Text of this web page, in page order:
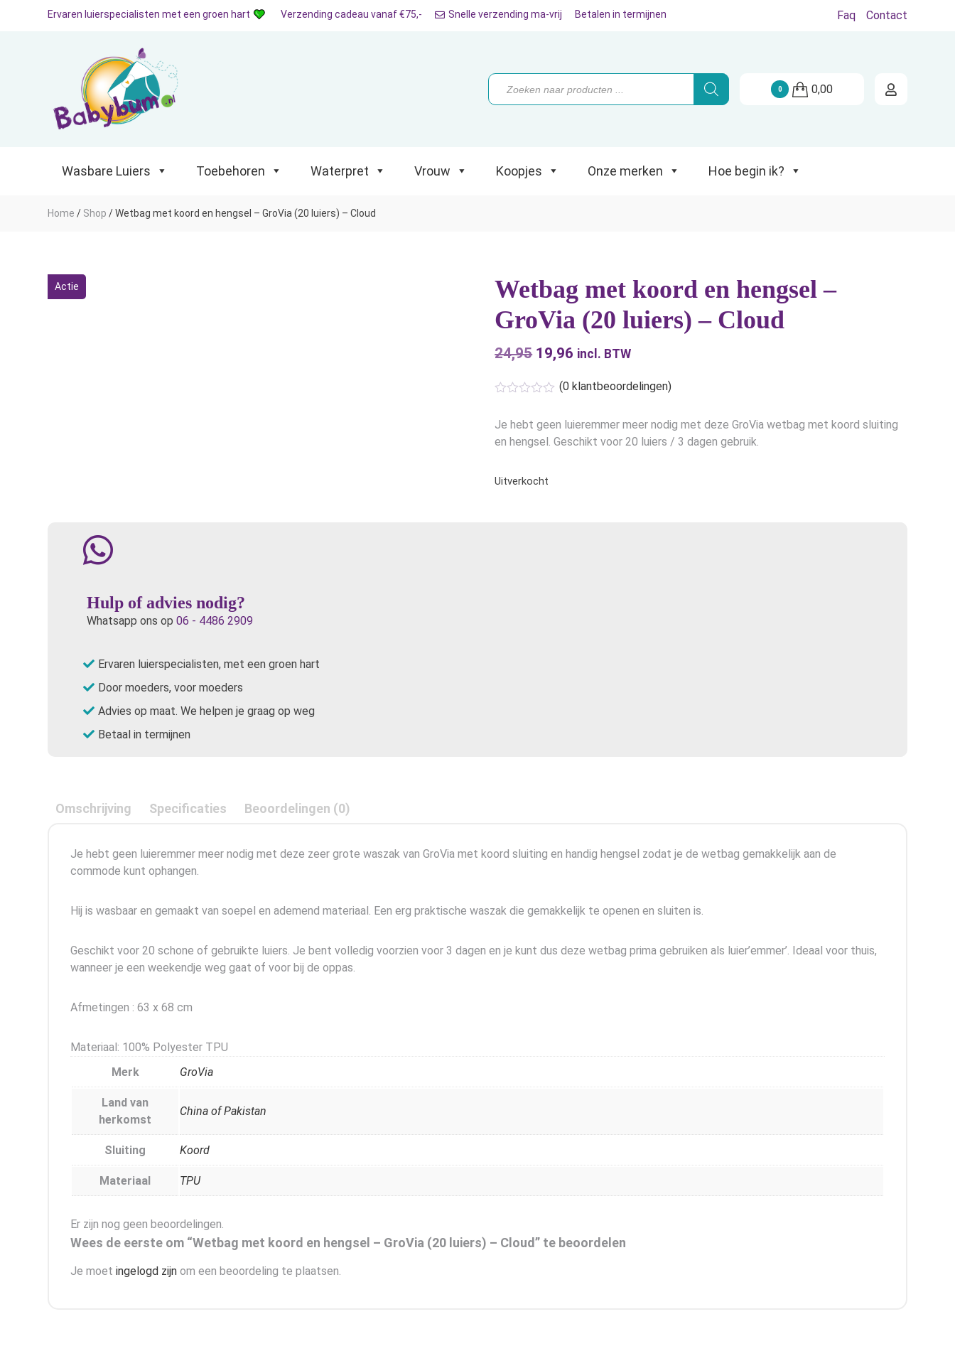
Wasbare Luiers Toebehoren Koopjes Onze merken Hoe begin ik?
Ervaren luierspecialisten met een groen hart Verzending cadeau vanaf €75,- Snelle verzending ma-vrij Betalen in termijnen Faq Contact
Producten
zoeken
0 0,00
Wasbare Luiers Toebehoren Waterpret Vrouw Koopjes Onze merken Hoe begin ik?
Home / Shop /Wetbag met koord en hengsel – GroVia (20 luiers) – Cloud
Actie
Wetbag met koord en hengsel –
GroVia (20 luiers) – Cloud
24,95 Oorspronkelijke
was:
€24,95.
19,96 Huidige
€19,96.
incl. BTW
(0klantbeoordelingen)
Je hebt geen luieremmer meer nodig met deze GroVia wetbag met koord sluiting
en hengsel. Geschikt voor 20 luiers / 3 dagen gebruik.
Uitverkocht
Hulp of advies nodig?
Whatsapp ons op 06 - 4486 2909
Ervaren luierspecialisten, met een groen hart
Door moeders, voor moeders
Advies op maat. We helpen je graag op weg
Betaal in termijnen
Omschrijving Specificaties Beoordelingen (0)
Je hebt geen luieremmer meer nodig met deze zeer grote waszak van GroVia met koord sluiting en handig hengsel zodat je de wetbag gemakkelijk aan de
commode kunt ophangen.
Hij is wasbaar en gemaakt van soepel en ademend materiaal. Een erg praktische waszak die gemakkelijk te openen en sluiten is.
Geschikt voor 20 schone of gebruikte luiers. Je bent volledig voorzien voor 3 dagen en je kunt dus deze wetbag prima gebruiken als luier’emmer’. Ideaal voor thuis,
wanneer je een weekendje weg gaat of voor bij de oppas.
Afmetingen : 63 x 68 cm
Materiaal: 100% Polyester TPU
Merk
GroVia
Land van
herkomst
China of Pakistan
Sluiting Koord
Materiaal TPU
Er zijn nog geen beoordelingen.
Wees de eerste om “Wetbag met koord en hengsel – GroVia (20 luiers) – Cloud” te beoordelen
Je moet ingelogd zijn om een beoordeling te plaatsen.